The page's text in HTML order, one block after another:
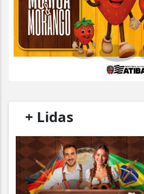
+ Lidas